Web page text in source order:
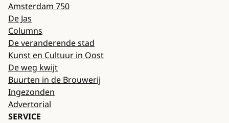
Amsterdam 750
De Jas
Columns
De veranderende stad
Kunst en Cultuur in Oost
De weg kwijt
Buurten in de Brouwerij
Ingezonden
Advertorial
SERVICE